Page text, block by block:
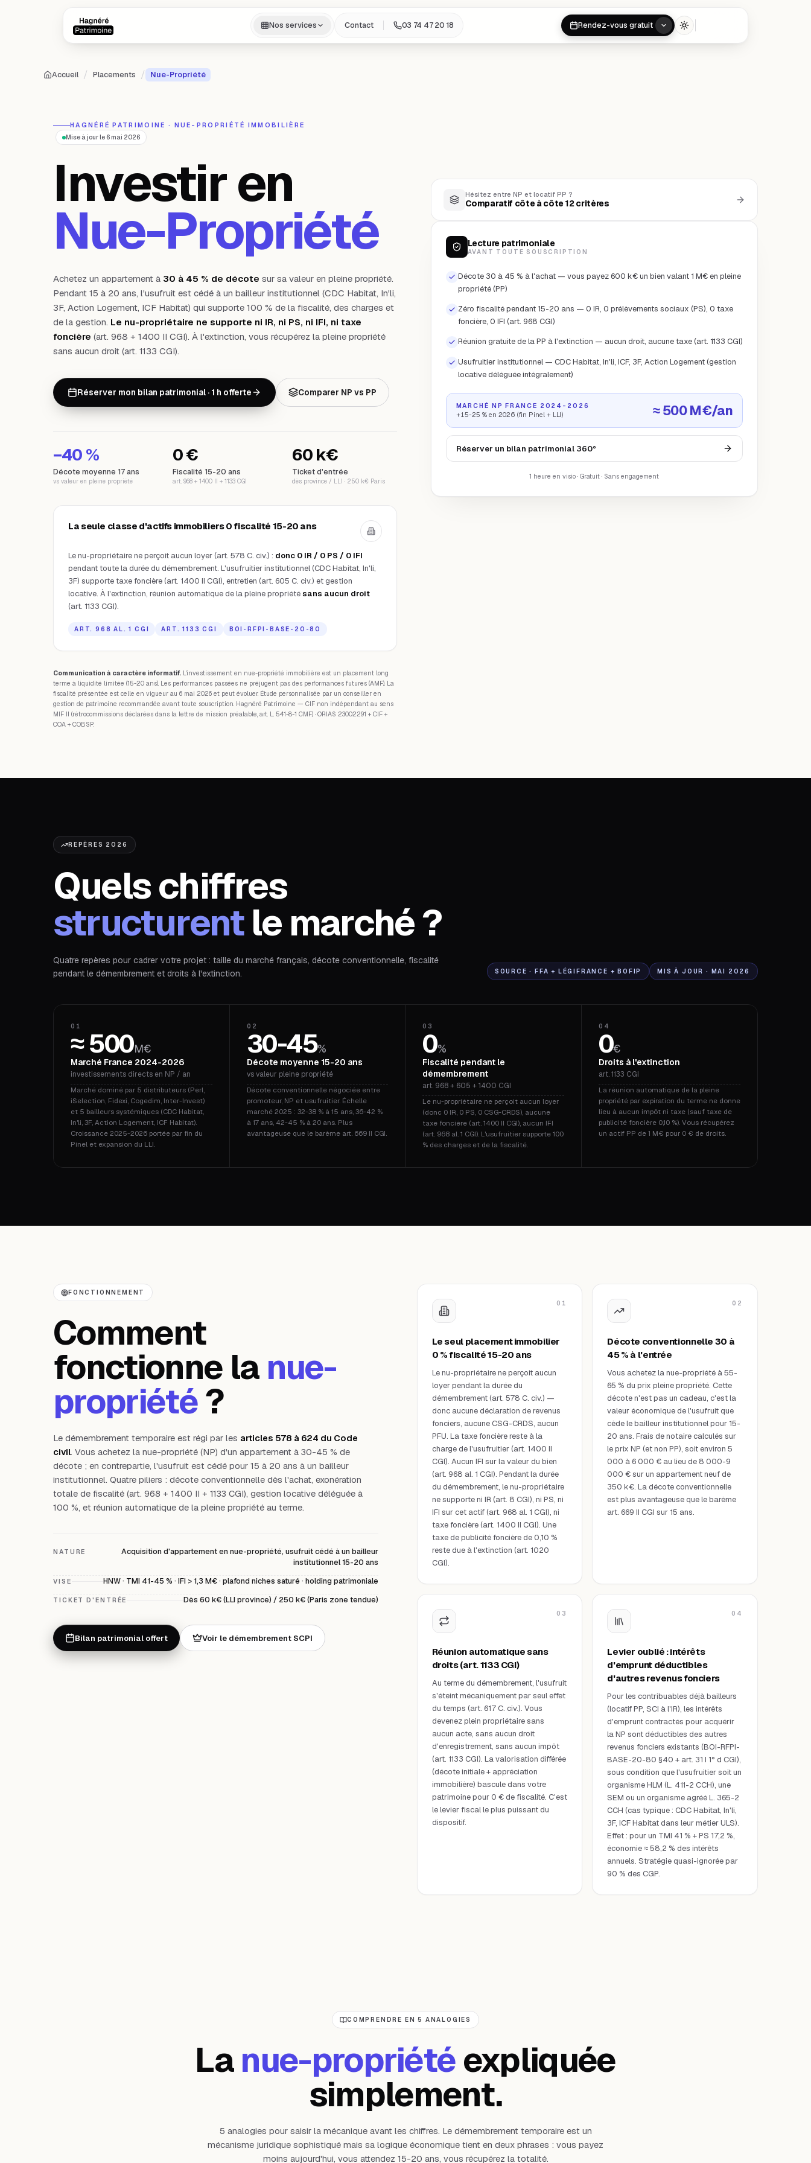
Nos services Contact 03 74 47 20 18 Rendez-vous gratuit Toggle theme
Accueil / Placements / Nue-Propriété
HAGNÉRÉ PATRIMOINE · NUE-PROPRIÉTÉ IMMOBILIÈRE
Mise à jour le 6 mai 2026
Investir en
Nue-Propriété
Achetez un appartement à 30 à 45 % de décote sur sa valeur en pleine propriété.
Pendant 15 à 20 ans, l'usufruit est cédé à un bailleur institutionnel (CDC Habitat, In'li,
3F, Action Logement, ICF Habitat) qui supporte 100 % de la fiscalité, des charges et
de la gestion. Le nu-propriétaire ne supporte ni IR, ni PS, ni IFI, ni taxe
foncière (art. 968 + 1400 II CGI). À l'extinction, vous récupérez la pleine propriété
sans aucun droit (art. 1133 CGI).
Réserver mon bilan patrimonial · 1 h offerte Comparer NP vs PP
−40 %
Décote moyenne 17 ans
vs valeur en pleine propriété
0 €
Fiscalité 15-20 ans
art. 968 + 1400 II + 1133 CGI
60 k€
Ticket d'entrée
dès province / LLI · 250 k€ Paris
La seule classe d'actifs immobiliers 0 fiscalité 15-20 ans
Le nu-propriétaire ne perçoit aucun loyer (art. 578 C. civ.) : donc 0 IR / 0 PS / 0 IFI
pendant toute la durée du démembrement. L'usufruitier institutionnel (CDC Habitat, In'li,
3F) supporte taxe foncière (art. 1400 II CGI), entretien (art. 605 C. civ.) et gestion
locative. À l'extinction, réunion automatique de la pleine propriété sans aucun droit
(art. 1133 CGI).
ART. 968 AL. 1 CGI ART. 1133 CGI BOI-RFPI-BASE-20-80
Communication à caractère informatif. L'investissement en nue-propriété immobilière est un placement long
terme à liquidité limitée (15-20 ans). Les performances passées ne préjugent pas des performances futures (AMF). La
fiscalité présentée est celle en vigueur au 6 mai 2026 et peut évoluer. Étude personnalisée par un conseiller en
gestion de patrimoine recommandée avant toute souscription. Hagnéré Patrimoine — CIF non indépendant au sens
MIF II (rétrocommissions déclarées dans la lettre de mission préalable, art. L. 541-8-1 CMF) · ORIAS 23002291 + CIF +
COA + COBSP.
Hésitez entre NP et locatif PP ?
Comparatif côte à côte 12 critères
Lecture patrimoniale
AVANT TOUTE SOUSCRIPTION
Décote 30 à 45 % à l'achat — vous payez 600 k€ un bien valant 1 M€ en pleine
propriété (PP)
Zéro fiscalité pendant 15-20 ans — 0 IR, 0 prélèvements sociaux (PS), 0 taxe
foncière, 0 IFI (art. 968 CGI)
Réunion gratuite de la PP à l'extinction — aucun droit, aucune taxe (art. 1133 CGI)
Usufruitier institutionnel — CDC Habitat, In'li, ICF, 3F, Action Logement (gestion
locative déléguée intégralement)
MARCHÉ NP FRANCE 2024-2026
+15-25 % en 2026 (fin Pinel + LLI)
≈ 500 M€/an
Réserver un bilan patrimonial 360°
1 heure en visio · Gratuit · Sans engagement
REPÈRES 2026
Quels chiffres
structurentle marché ?
Quatre repères pour cadrer votre projet : taille du marché français, décote conventionnelle, fiscalité
pendant le démembrement et droits à l'extinction.
SOURCE · FFA + LÉGIFRANCE + BOFIP MIS À JOUR · MAI 2026
01
≈ 500M€
Marché France 2024-2026
investissements directs en NP / an
Marché dominé par 5 distributeurs (Perl,
iSelection, Fidexi, Cogedim, Inter-Invest)
et 5 bailleurs systémiques (CDC Habitat,
In'li, 3F, Action Logement, ICF Habitat).
Croissance 2025-2026 portée par fin du
Pinel et expansion du LLI.
02
30-45%
Décote moyenne 15-20 ans
vs valeur pleine propriété
Décote conventionnelle négociée entre
promoteur, NP et usufruitier. Échelle
marché 2025 : 32-38 % à 15 ans, 36-42 %
à 17 ans, 42-45 % à 20 ans. Plus
avantageuse que le barème art. 669 II CGI.
03
0%
Fiscalité pendant le
démembrement
art. 968 + 605 + 1400 CGI
Le nu-propriétaire ne perçoit aucun loyer
(donc 0 IR, 0 PS, 0 CSG-CRDS), aucune
taxe foncière (art. 1400 II CGI), aucun IFI
(art. 968 al. 1 CGI). L'usufruitier supporte 100
% des charges et de la fiscalité.
04
0€
Droits à l'extinction
art. 1133 CGI
La réunion automatique de la pleine
propriété par expiration du terme ne donne
lieu à aucun impôt ni taxe (sauf taxe de
publicité foncière 0,10 %). Vous récupérez
un actif PP de 1 M€ pour 0 € de droits.
FONCTIONNEMENT
Comment
fonctionne la nue-
propriété?
Le démembrement temporaire est régi par les articles 578 à 624 du Code
civil. Vous achetez la nue-propriété (NP) d'un appartement à 30-45 % de
décote ; en contrepartie, l'usufruit est cédé pour 15 à 20 ans à un bailleur
institutionnel. Quatre piliers : décote conventionnelle dès l'achat, exonération
totale de fiscalité (art. 968 + 1400 II + 1133 CGI), gestion locative déléguée à
100 %, et réunion automatique de la pleine propriété au terme.
NATURE
Acquisition d'appartement en nue-propriété, usufruit cédé à un bailleur
institutionnel 15-20 ans
VISE HNW · TMI 41-45 % · IFI > 1,3 M€ · plafond niches saturé · holding patrimoniale
TICKET D'ENTRÉE Dès 60 k€ (LLI province) / 250 k€ (Paris zone tendue)
Bilan patrimonial offert Voir le démembrement SCPI
01
Le seul placement immobilier
0 % fiscalité 15-20 ans
Le nu-propriétaire ne perçoit aucun
loyer pendant la durée du
démembrement (art. 578 C. civ.) —
donc aucune déclaration de revenus
fonciers, aucune CSG-CRDS, aucun
PFU. La taxe foncière reste à la
charge de l'usufruitier (art. 1400 II
CGI). Aucun IFI sur la valeur du bien
(art. 968 al. 1 CGI). Pendant la durée
du démembrement, le nu-propriétaire
ne supporte ni IR (art. 8 CGI), ni PS, ni
IFI sur cet actif (art. 968 al. 1 CGI), ni
taxe foncière (art. 1400 II CGI). Une
taxe de publicité foncière de 0,10 %
reste due à l'extinction (art. 1020
CGI).
02
Décote conventionnelle 30 à
45 % à l'entrée
Vous achetez la nue-propriété à 55-
65 % du prix pleine propriété. Cette
décote n'est pas un cadeau, c'est la
valeur économique de l'usufruit que
cède le bailleur institutionnel pour 15-
20 ans. Frais de notaire calculés sur
le prix NP (et non PP), soit environ 5
000 à 6 000 € au lieu de 8 000-9
000 € sur un appartement neuf de
350 k€. La décote conventionnelle
est plus avantageuse que le barème
art. 669 II CGI sur 15 ans.
03
Réunion automatique sans
droits (art. 1133 CGI)
Au terme du démembrement, l'usufruit
s'éteint mécaniquement par seul effet
du temps (art. 617 C. civ.). Vous
devenez plein propriétaire sans
aucun acte, sans aucun droit
d'enregistrement, sans aucun impôt
(art. 1133 CGI). La valorisation différée
(décote initiale + appréciation
immobilière) bascule dans votre
patrimoine pour 0 € de fiscalité. C'est
le levier fiscal le plus puissant du
dispositif.
04
Levier oublié : intérêts
d'emprunt déductibles
d'autres revenus fonciers
Pour les contribuables déjà bailleurs
(locatif PP, SCI à l'IR), les intérêts
d'emprunt contractés pour acquérir
la NP sont déductibles des autres
revenus fonciers existants (BOI-RFPI-
BASE-20-80 §40 + art. 31 I 1° d CGI),
sous condition que l'usufruitier soit un
organisme HLM (L. 411-2 CCH), une
SEM ou un organisme agréé L. 365-2
CCH (cas typique : CDC Habitat, In'li,
3F, ICF Habitat dans leur métier ULS).
Effet : pour un TMI 41 % + PS 17,2 %,
économie ≈ 58,2 % des intérêts
annuels. Stratégie quasi-ignorée par
90 % des CGP.
COMPRENDRE EN 5 ANALOGIES
La nue-propriétéexpliquée
simplement.
5 analogies pour saisir la mécanique avant les chiffres. Le démembrement temporaire est un
mécanisme juridique sophistiqué mais sa logique économique tient en deux phrases : vous payez
moins aujourd'hui, vous attendez 15-20 ans, vous récupérez la totalité.